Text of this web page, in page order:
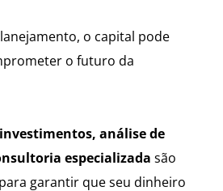
o capital pode
o futuro da
análise de
especializada são
garantir que seu dinheiro